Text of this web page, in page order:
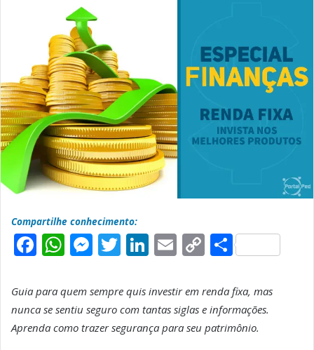
Compartilhe conhecimento:
F
a
c
e
b
W
h
a
t
s
M
e
s
s
e
T
w
it
t
e
L
i
n
k
e
E
m
a
il
C
o
p
y
L
S
h
a
r
e
Guia para quem sempre quis investir em renda fixa, mas
nunca se sentiu seguro com tantas siglas e informações.
Aprenda como trazer segurança para seu patrimônio.